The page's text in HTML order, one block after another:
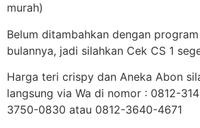
murah)
Belum ditambahkan dengan
bulannya, jadi silahkan Cek CS 1
Harga teri crispy dan Aneka Abon
langsung via Wa di nomor : 0812-
3750-0830 atau 0812-3640-4671